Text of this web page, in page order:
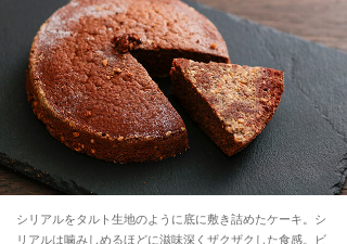
シリアルをタルト生地のように底に敷き詰めたケーキ。シ
リアルは噛みしめるほどに滋味深くザクザクした食感。ビ